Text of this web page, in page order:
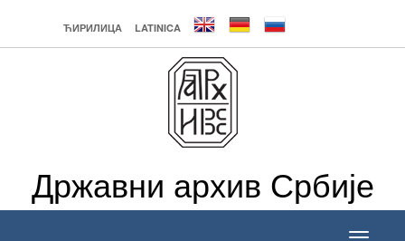
ЋИРИЛИЦА LATINICA
Државни архив Србије